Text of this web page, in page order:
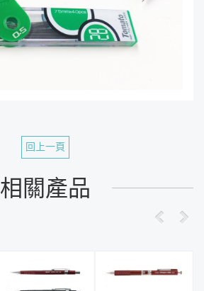
回上一頁
相關產品